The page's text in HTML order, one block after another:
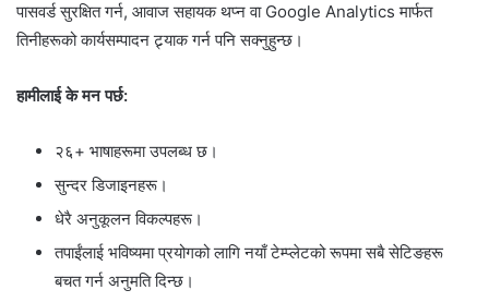
पासवर्ड सुरक्षित गर्न, आवाज सहायक थप्न वा Google Analytics मार्फत
तिनीहरूको कार्यसम्पादन ट्र्याक गर्न पनि सक्नुहुन्छ।
हामीलाई के मन पर्छ:
२६+ भाषाहरूमा उपलब्ध छ।
सुन्दर डिजाइनहरू।
धेरै अनुकूलन विकल्पहरू।
तपाईंलाई भविष्यमा प्रयोगको लागि नयाँ टेम्प्लेटको रूपमा सबै सेटिङहरू
बचत गर्न अनुमति दिन्छ।